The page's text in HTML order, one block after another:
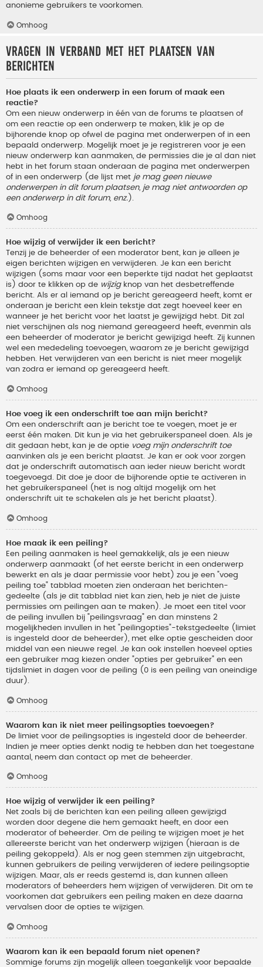
anonieme gebruikers te voorkomen.
Omhoog
Vragen in verband met het plaatsen van
berichten
Hoe plaats ik een onderwerp in een forum of maak een
reactie?
Om een nieuw onderwerp in één van de forums te plaatsen of
om een reactie op een onderwerp te maken, klik je op de
bijhorende knop op ofwel de pagina met onderwerpen of in een
bepaald onderwerp. Mogelijk moet je je registreren voor je een
nieuw onderwerp kan aanmaken, de permissies die je al dan niet
hebt in het forum staan onderaan de pagina met onderwerpen
of in een onderwerp (de lijst met je mag geen nieuwe
onderwerpen in dit forum plaatsen, je mag niet antwoorden op
een onderwerp in dit forum, enz. ).
Omhoog
Hoe wijzig of verwijder ik een bericht?
Tenzij je de beheerder of een moderator bent, kan je alleen je
eigen berichten wijzigen en verwijderen. Je kan een bericht
wijzigen (soms maar voor een beperkte tijd nadat het geplaatst
is) door te klikken op de wijzigknop van het desbetreffende
bericht. Als er al iemand op je bericht gereageerd heeft, komt er
onderaan je bericht een klein tekstje dat zegt hoeveel keer en
wanneer je het bericht voor het laatst je gewijzigd hebt. Dit zal
niet verschijnen als nog niemand gereageerd heeft, evenmin als
een beheerder of moderator je bericht gewijzigd heeft. Zij kunnen
wel een mededeling toevoegen, waarom ze je bericht gewijzigd
hebben. Het verwijderen van een bericht is niet meer mogelijk
van zodra er iemand op gereageerd heeft.
Omhoog
Hoe voeg ik een onderschrift toe aan mijn bericht?
Om een onderschrift aan je bericht toe te voegen, moet je er
eerst één maken. Dit kun je via het gebruikerspaneel doen. Als je
dit gedaan hebt, kan je de optie voeg mijn onderschrift toe
aanvinken als je een bericht plaatst. Je kan er ook voor zorgen
dat je onderschrift automatisch aan ieder nieuw bericht wordt
toegevoegd. Dit doe je door de bijhorende optie te activeren in
het gebruikerspaneel (het is nog altijd mogelijk om het
onderschrift uit te schakelen als je het bericht plaatst).
Omhoog
Hoe maak ik een peiling?
Een peiling aanmaken is heel gemakkelijk, als je een nieuw
onderwerp aanmaakt (of het eerste bericht in een onderwerp
bewerkt en als je daar permissie voor hebt) zou je een "voeg
peiling toe" tabblad moeten zien onderaan het berichten-
gedeelte (als je dit tabblad niet kan zien, heb je niet de juiste
permissies om peilingen aan te maken). Je moet een titel voor
de peiling invullen bij "peilingsvraag" en dan minstens 2
mogelijkheden invullen in het "peilingopties"-tekstgedeelte (limiet
is ingesteld door de beheerder), met elke optie gescheiden door
middel van een nieuwe regel. Je kan ook instellen hoeveel opties
een gebruiker mag kiezen onder "opties per gebruiker" en een
tijdslimiet in dagen voor de peiling (0 is een peiling van oneindige
duur).
Omhoog
Waarom kan ik niet meer peilingsopties toevoegen?
De limiet voor de peilingsopties is ingesteld door de beheerder.
Indien je meer opties denkt nodig te hebben dan het toegestane
aantal, neem dan contact op met de beheerder.
Omhoog
Hoe wijzig of verwijder ik een peiling?
Net zoals bij de berichten kan een peiling alleen gewijzigd
worden door degene die hem gemaakt heeft, en door een
moderator of beheerder. Om de peiling te wijzigen moet je het
allereerste bericht van het onderwerp wijzigen (hieraan is de
peiling gekoppeld). Als er nog geen stemmen zijn uitgebracht,
kunnen gebruikers de peiling verwijderen of iedere peilingsoptie
wijzigen. Maar, als er reeds gestemd is, dan kunnen alleen
moderators of beheerders hem wijzigen of verwijderen. Dit om te
voorkomen dat gebruikers een peiling maken en deze daarna
vervalsen door de opties te wijzigen.
Omhoog
Waarom kan ik een bepaald forum niet openen?
Sommige forums zijn mogelijk alleen toegankelijk voor bepaalde